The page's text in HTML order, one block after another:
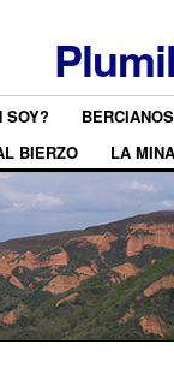
SOY?
BIERZO
LA MINA